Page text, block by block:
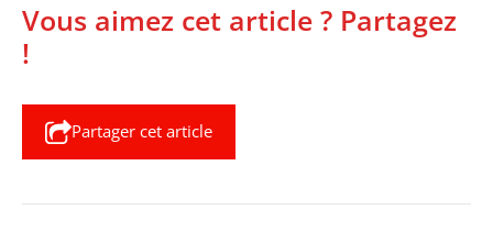
Vous aimez cet article ? Partagez
!
Partager cet article